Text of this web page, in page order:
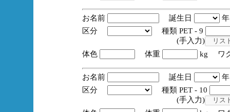
お名前 誕生日
区分
種類 PET - 9
(手入力)
体色
体重 kg ワ
お名前 誕生日
区分
種類 PET - 10
(手入力)